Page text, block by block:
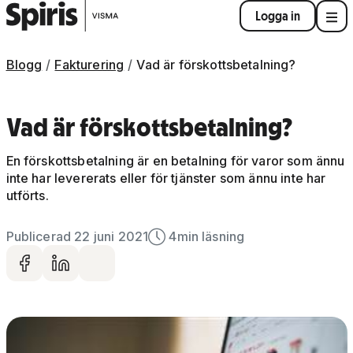
Logga in
Blogg Fakturering Vad är förskottsbetalning?
Vad är förskottsbetalning?
En förskottsbetalning är en betalning för varor som ännu
inte har levererats eller för tjänster som ännu inte har
utförts.
Publicerad 22 juni 2021 4min läsning
Dela på facebook
Dela på LinkedIn